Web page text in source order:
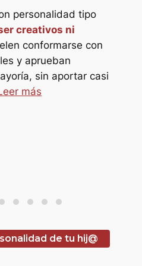
personalidad tipo
creativos ni
conformarse con
y aprueban
sin aportar casi
más
de tu hij@